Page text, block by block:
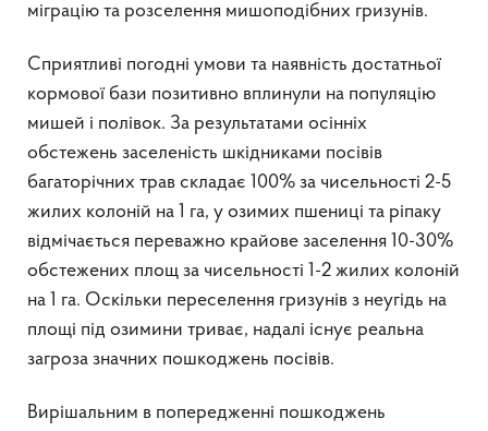
міграцію та розселення мишоподібних гризунів.
Сприятливі погодні умови та наявність достатньої
кормової бази позитивно вплинули на популяцію
мишей і полівок. За результатами осінніх
обстежень заселеність шкідниками посівів
багаторічних трав складає 100% за чисельності 2-5
жилих колоній на 1 га, у озимих пшениці та ріпаку
відмічається переважно крайове заселення 10-30%
обстежених площ за чисельності 1-2 жилих колоній
на 1 га. Оскільки переселення гризунів з неугідь на
площі під озимини триває, надалі існує реальна
загроза значних пошкоджень посівів.
Вирішальним в попередженні пошкоджень